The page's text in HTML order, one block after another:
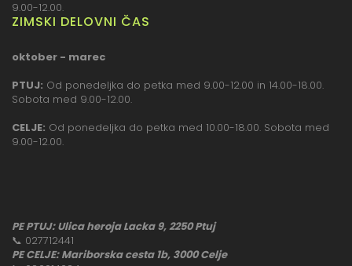
9.00-12.00.
ZIMSKI DELOVNI ČAS
oktober - marec
PTUJ: Od ponedeljka do petka med 9.00-12.00 in 14.00-18.00.
Sobota med 9.00-12.00.
CELJE: Od ponedeljka do petka med 10.00-18.00. Sobota med
9.00-12.00.
PE PTUJ: Ulica heroja Lacka 9, 2250 Ptuj
📞 027712441
PE CELJE: Mariborska cesta 1b, 3000 Celje